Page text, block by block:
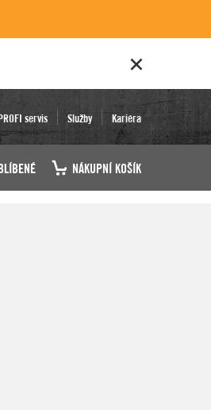
servis Služby Kariéra
NÁKUPNÍ KOŠÍK